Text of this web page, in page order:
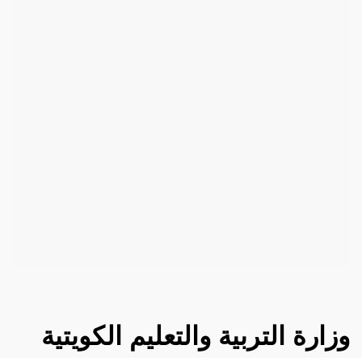
وزارة التربية والتعليم الكويتية